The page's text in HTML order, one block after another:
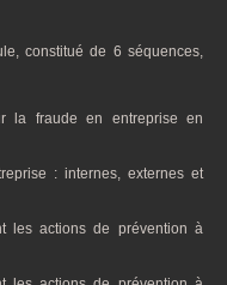
constitué de 6 séquences,
la fraude en entreprise en
: internes, externes et
les actions de prévention à